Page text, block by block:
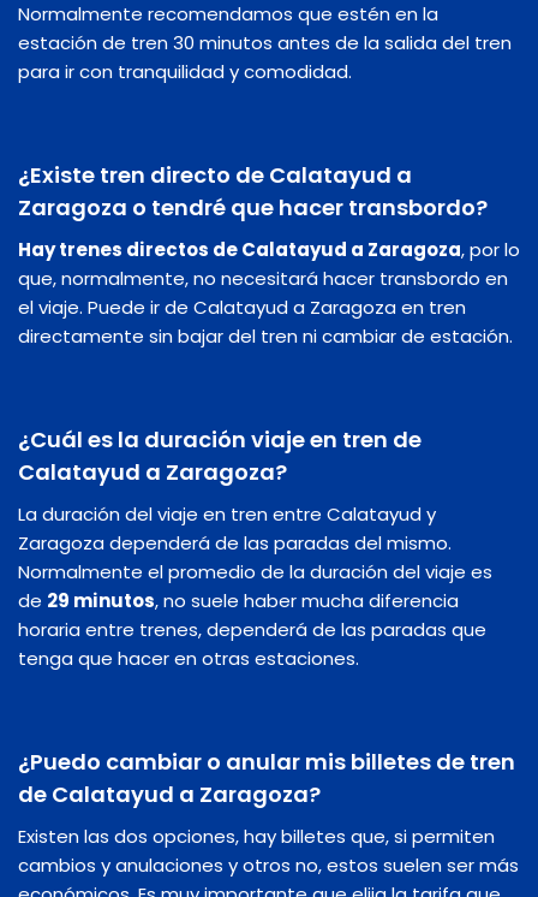
Normalmente recomendamos que estén en la
estación de tren 30 minutos antes de la salida del tren
para ir con tranquilidad y comodidad.
¿Existe tren directo de Calatayud a
Zaragoza o tendré que hacer transbordo?
Hay trenes directos de Calatayud a Zaragoza, por lo
que, normalmente, no necesitará hacer transbordo en
el viaje. Puede ir de Calatayud a Zaragoza en tren
directamente sin bajar del tren ni cambiar de estación.
¿Cuál es la duración viaje en tren de
Calatayud a Zaragoza?
La duración del viaje en tren entre Calatayud y
Zaragoza dependerá de las paradas del mismo.
Normalmente el promedio de la duración del viaje es
de 29 minutos, no suele haber mucha diferencia
horaria entre trenes, dependerá de las paradas que
tenga que hacer en otras estaciones.
¿Puedo cambiar o anular mis billetes de tren
de Calatayud a Zaragoza?
Existen las dos opciones, hay billetes que, si permiten
cambios y anulaciones y otros no, estos suelen ser más